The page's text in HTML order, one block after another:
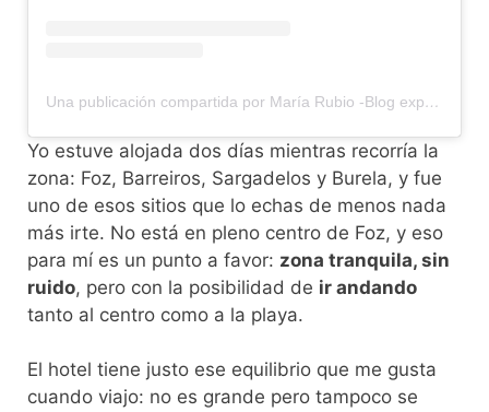
Una publicación compartida por María Rubio -Blog experiencias viajeras Galicia (@unsaltoagalicia)
Yo estuve alojada dos días mientras recorría la
zona: Foz, Barreiros, Sargadelos y Burela, y fue
uno de esos sitios que lo echas de menos nada
más irte. No está en pleno centro de Foz, y eso
para mí es un punto a favor: zona tranquila, sin
ruido, pero con la posibilidad de ir andando
tanto al centro como a la playa.
El hotel tiene justo ese equilibrio que me gusta
cuando viajo: no es grande pero tampoco se